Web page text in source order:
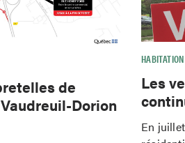
de
Dorion
Les
En